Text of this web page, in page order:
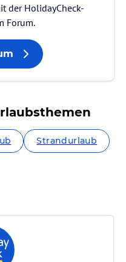
der HolidayCheck-
Forum.
Strandurlaub